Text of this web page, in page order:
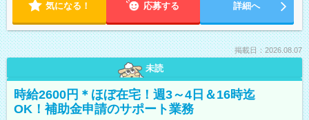
気になる！ 応募する 詳細へ
掲載日：2026.08.07
未読
時給2600円＊ほぼ在宅！週3～4日＆16時迄
OK！補助金申請のサポート業務